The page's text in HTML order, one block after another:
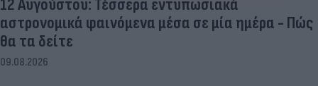
12 Αυγούστου: Τέσσερα εντυπωσιακά
αστρονομικά φαινόμενα μέσα σε μία ημέρα - Πώς
θα τα δείτε
09.08.2026